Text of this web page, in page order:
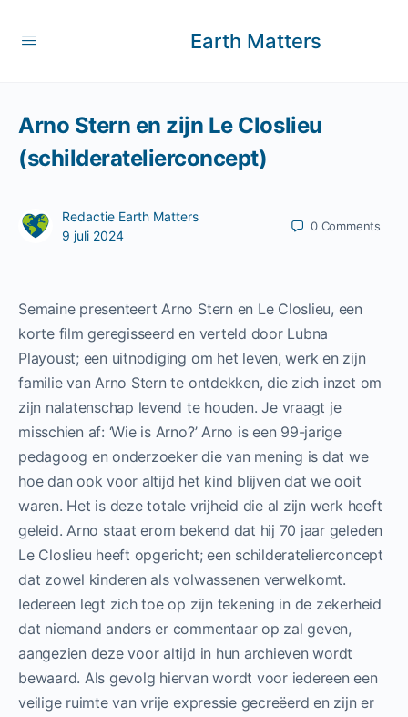
Earth Matters
Arno Stern en zijn Le Closlieu
(schilderatelierconcept)
Redactie Earth Matters
9 juli 2024
0 Comments
Semaine presenteert Arno Stern en Le Closlieu, een
korte film geregisseerd en verteld door Lubna
Playoust; een uitnodiging om het leven, werk en zijn
familie van Arno Stern te ontdekken, die zich inzet om
zijn nalatenschap levend te houden. Je vraagt ​​je
misschien af: ‘Wie is Arno?’ Arno is een 99-jarige
pedagoog en onderzoeker die van mening is dat we
hoe dan ook voor altijd het kind blijven dat we ooit
waren. Het is deze totale vrijheid die al zijn werk heeft
geleid. Arno staat erom bekend dat hij 70 jaar geleden
Le Closlieu heeft opgericht; een schilderatelierconcept
dat zowel kinderen als volwassenen verwelkomt.
Iedereen legt zich toe op zijn tekening in de zekerheid
dat niemand anders er commentaar op zal geven,
aangezien deze voor altijd in hun archieven wordt
bewaard. Als gevolg hiervan wordt voor iedereen een
veilige ruimte van vrije expressie gecreëerd en zijn er